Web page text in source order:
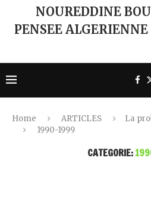
NOUREDDINE
PENSEE
Home ARTICLES
La
1990-1999
CATEGORIE: